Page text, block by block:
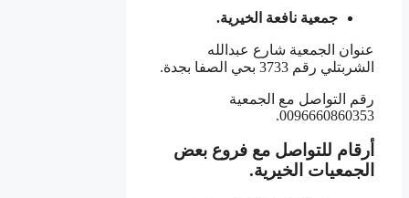
جمعية نافعة الخيرية.
عنوان الجمعية شارع عبدالله
الشربتلي رقم 3733 بحي الصفا بجدة.
رقم التواصل مع الجمعية
0096660860353.
أرقام للتواصل مع فروع بعض
الجمعيات الخيرية.